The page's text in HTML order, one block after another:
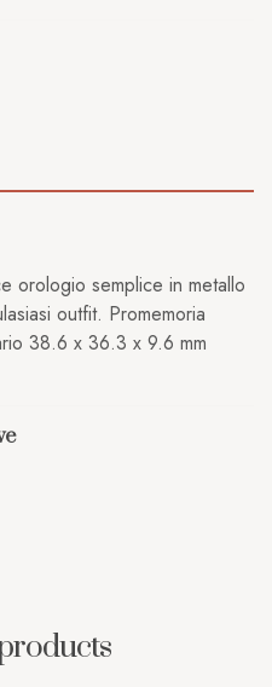
orologio semplice in metallo
outfit. Promemoria
38.6 x 36.3 x 9.6 mm